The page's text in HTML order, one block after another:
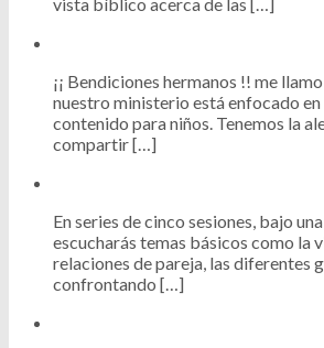
¡¡ Bendiciones hermanos !! me
nuestro ministerio está enfocado
contenido para niños. Tenemos la
compartir […]
En series de cinco sesiones, bajo
escucharás temas básicos como la
relaciones de pareja, las diferentes
confrontando […]